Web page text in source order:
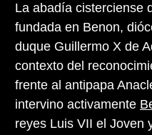
La abadía cisterciense
fundada en Benon,
duque Guillermo X de
contexto del
frente al antipapa
intervino activamente
reyes Luis VII el Joven